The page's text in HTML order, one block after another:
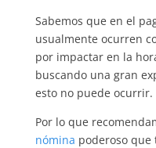
Sabemos que en el
usualmente ocurren
por impactar en la
buscando una gran
esto no puede ocurrir.
Por lo que
nómina poderoso